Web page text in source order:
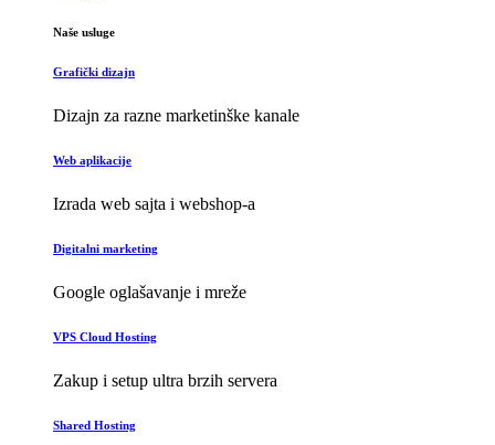
Naše usluge
Grafički dizajn
Dizajn za razne marketinške kanale
Web aplikacije
Izrada web sajta i webshop-a
Digitalni marketing
Google oglašavanje i mreže
VPS Cloud Hosting
Zakup i setup ultra brzih servera
Shared Hosting